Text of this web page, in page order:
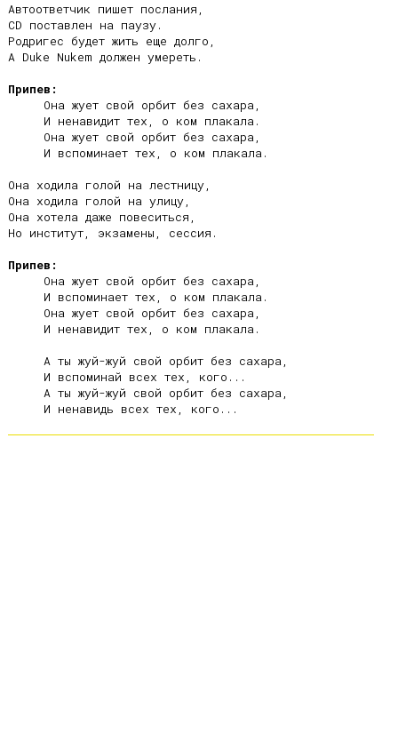
Автоответчик пишет послания,
CD поставлен на паузу.
Родригес будет жить еще долго,
А Duke Nukem должен умереть.
Припев:
Она ходила голой на лестницу,
Она ходила голой на улицу,
Она хотела даже повеситься,
Но институт, экзамены, сессия.
Припев: